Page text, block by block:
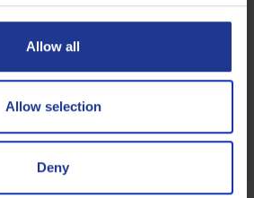
Allow all
Allow selection
Deny
20 (Italy)
20